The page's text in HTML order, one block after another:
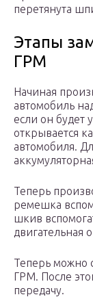
перетянута
Этапы
ГРМ
Начиная
автомобиль
если он будет
открывается
автомобиля.
Теперь
ремешка
шкив
двигательная
Теперь можно
ГРМ. После
передачу.